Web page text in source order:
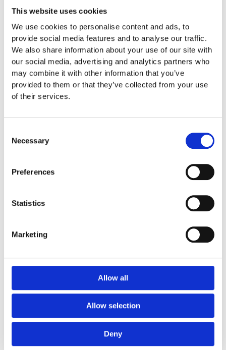
This website uses cookies
We use cookies to personalise content and ads, to
provide social media features and to analyse our traffic.
We also share information about your use of our site with
our social media, advertising and analytics partners who
may combine it with other information that you’ve
provided to them or that they’ve collected from your use
of their services.
Selection
Necessary
Preferences
Statistics
Marketing
Allow all
Allow selection
Deny
Garantivillkor
Produktens utseende kan avvika mot de bilder som visas
på hemsidan.
Ground
Spring